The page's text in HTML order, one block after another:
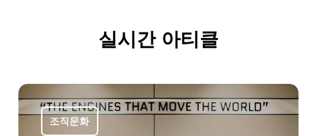
실시간 아티클
조직문화